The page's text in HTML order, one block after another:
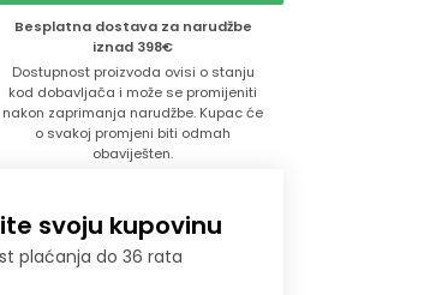
Besplatna dostava za narudžbe
iznad 398€
Dostupnost proizvoda ovisi o stanju
kod dobavljača i može se promijeniti
nakon zaprimanja narudžbe. Kupac će
o svakoj promjeni biti odmah
obaviješten.
svoju kupovinu
plaćanja do 36 rata